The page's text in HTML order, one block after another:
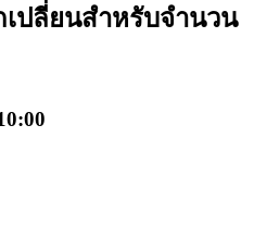
นผลกำไรและค่าคอมมิชชั่นการคัด
เปลี่ยนสำหรับจำนวน